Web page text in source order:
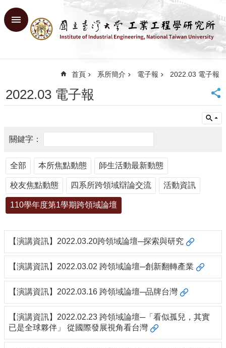
跳到主要內容區塊
進
首
頁
首
頁
網
站
導
覽
English
所
簡
介
學
程
簡
介
教
首頁 系所簡介 電子報 2022.03 電子報
2022.03 電子報
全部 本所焦點動態 師生活動最新動態
校友焦點動態 四系所跨領域辯論交流 活動資訊
110學年度第1學期跨領域論壇
【演講資訊】2022.03.20跨領域論壇─探索與研究
【演講資訊】2022.03.02 跨領域論壇─創新翻轉產業
【演講資訊】2022.03.16 跨領域論壇─品牌台灣
【演講資訊】2022.02.23 跨領域論壇─「看似孤兒，其實
已是全球夥伴」 從國際發展視角看台灣